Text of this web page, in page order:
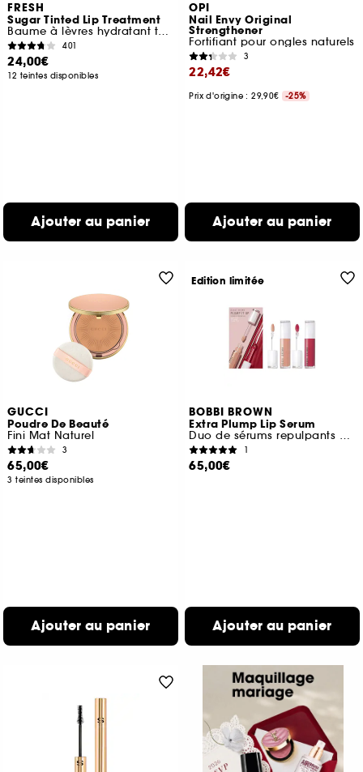
FRESH
Sugar Tinted Lip Treatment
Baume à lèvres hydratant teinté
401
24,00€
12 teintes disponibles
Ajouter au panier
OPI
Nail Envy Original
Strengthener
Fortifiant pour ongles naturels
3
22,42€
Prix d'origine : 29,90€ -25%
Ajouter au panier
GUCCI
Poudre De Beauté
Fini Mat Naturel
3
65,00€
3 teintes disponibles
Ajouter au panier
BOBBI BROWN
Extra Plump Lip Serum
Duo de sérums repulpants pour les lèvres
1
65,00€
Ajouter au panier
Edition limitée